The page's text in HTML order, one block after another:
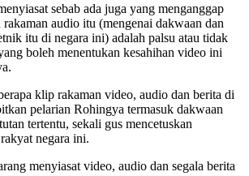
sebab ada juga yang menganggap
rakaman audio itu (mengenai dakwaan dan
itu di negara ini) adalah palsu atau tidak
boleh menentukan kesahihan video ini
klip rakaman video, audio dan berita di
pelarian Rohingya termasuk dakwaan
tertentu, sekali gus mencetuskan
negara ini.
menyiasat video, audio dan segala berita